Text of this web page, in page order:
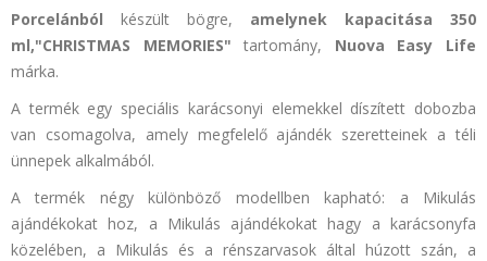
Porcelánból készült bögre, amelynek kapacitása 350
ml,"CHRISTMAS MEMORIES" tartomány, Nuova
Easy Life
márka.
A termék egy speciális karácsonyi elemekkel díszített dobozba
van csomagolva, amely megfelelő ajándék szeretteinek a téli
ünnepek alkalmából.
A termék négy különböző modellben kapható: a Mikulás
ajándékokat hoz, a Mikulás ajándékokat hagy a karácsonyfa
közelében, a Mikulás és a rénszarvasok által húzott szán, a